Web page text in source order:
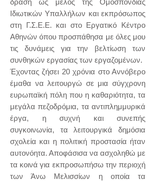
δράση ως μέλος της Ομοσπονδίας
Ιδιωτικών Υπαλλήλων και εκπρόσωπος
στη Γ.Σ.Ε.Ε. και στο Εργατικό Κέντρο
Αθηνών όπου προσπάθησα με όλες μου
τις δυνάμεις για την βελτίωση των
συνθηκών εργασίας των εργαζομένων.
Έχοντας ζήσει 20 χρόνια στο Αννόβερο
έμαθα να λειτουργώ σε μια σύγχρονη
ευρωπαϊκή πόλη που η καθαριότητα, τα
μεγάλα πεζοδρόμια, τα αντιπλημμυρικά
έργα, η συχνή και συνεπής
συγκοινωνία, τα λειτουργικά δημόσια
σχολεία και η πολιτική προστασία ήταν
αυτονόητα. Αποφάσισα να ασχοληθώ με
τα κοινά για εκπροσωπήσω την περιοχή
των Άνω Μελισσίων η οποία τα